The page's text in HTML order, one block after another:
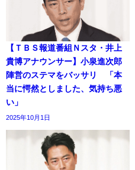
【ＴＢＳ報道番組Ｎスタ・井上
貴博アナウンサー】小泉進次郎
陣営のステマをバッサリ 「本
当に愕然としました、気持ち悪
い」
2025年10月1日